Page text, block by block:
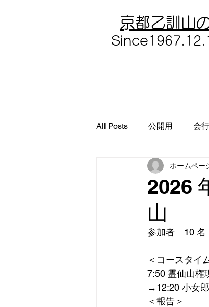
京都乙訓山
All Posts 公開用 会
2026
山
ホームペー
参加者　10 名
＜コースタイ
7:50 霊仙山
→12:20 小女
＜報告＞